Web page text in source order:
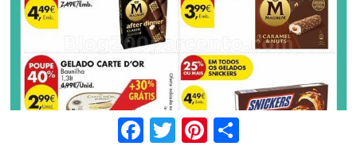
Facebook Twitter Pinterest